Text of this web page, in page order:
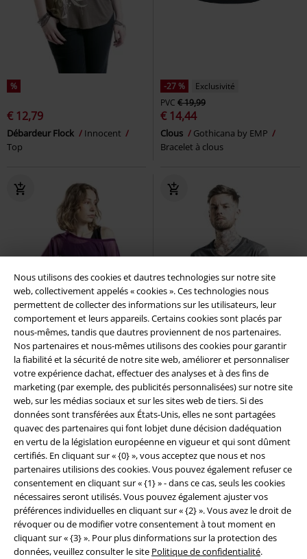
Nous utilisons des cookies et dautres technologies sur notre site
web, collectivement appelés « cookies ». Ces technologies nous
permettent de collecter des informations sur les utilisateurs, leur
comportement et leurs appareils. Certains cookies sont placés par
nous-mêmes, tandis que dautres proviennent de nos partenaires.
Nos partenaires et nous-mêmes utilisons des cookies pour garantir
la fiabilité et la sécurité de notre site web, améliorer et personnaliser
votre expérience dachat, effectuer des analyses et à des fins de
marketing (par exemple, des publicités personnalisées) sur notre site
web, sur les médias sociaux et sur les sites web de tiers. Si des
données sont transférées aux États-Unis, elles ne sont partagées
quavec des partenaires qui font lobjet dune décision dadéquation
en vertu de la législation européenne en vigueur et qui sont dûment
certifiés. En cliquant sur « {0} », vous acceptez que nous et nos
partenaires utilisions des cookies. Vous pouvez également refuser ce
consentement en cliquant sur « {1} » - dans ce cas, seuls les cookies
nécessaires seront utilisés. Vous pouvez également ajuster vos
préférences individuelles en cliquant sur « {2} ». Vous avez le droit de
révoquer ou de modifier votre consentement à tout moment en
cliquant sur « {3} ». Pour plus dinformations sur la protection des
données, veuillez consulter le site Politique de confidentialité.
%
€ 12,79
Débardeur Flock
Innocent
Top
-27 %
Exclusivité
PVC € 19,99
€ 14,44
Clous
Gothicana by EMP
Bracelet à clous
-42 %
Exclusivité
PVC € 34,99
€ 19,99
T-Shirt & Débardeur - Lot de 2
RED by EMP
T-Shirt Manches
courtes
-35 %
Exclusivité
PVC € 39,99
€ 25,99
Heavy Soul
Rock Rebel by EMP
T-Shirt Manches courtes